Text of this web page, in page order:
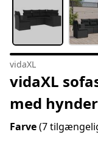
vidaXL
vidaXL
med
Farve(7